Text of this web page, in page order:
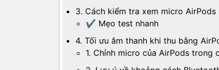
3. Cách kiểm tra xem micro
✔ Mẹo test nhanh
4. Tối ưu âm thanh khi thu bằng
1. Chỉnh micro của AirPods trong